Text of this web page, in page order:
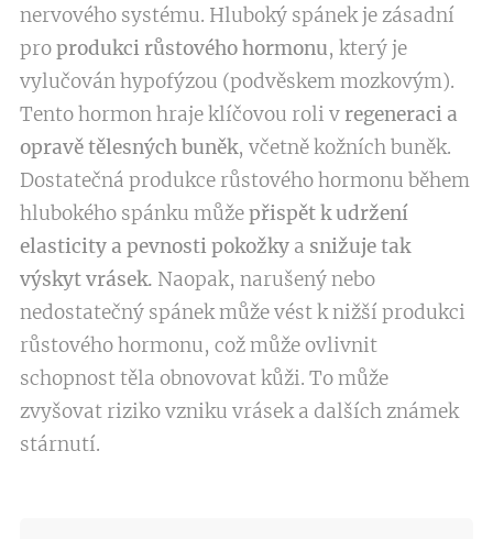
nervového systému. Hluboký spánek je zásadní
proprodukci růstového hormonu, který je
vylučován hypofýzou (podvěskem mozkovým).
Tento hormon hraje klíčovou roli v regeneraci a
opravě tělesných buněk, včetně kožních buněk.
Dostatečná produkce růstového hormonu během
hlubokého spánku můžepřispět k udržení
elasticity a pevnosti pokožky a snižuje tak
výskyt vrásek. Naopak, narušený nebo
nedostatečný spánek může vést k nižší produkci
růstového hormonu, což může ovlivnit
schopnost těla obnovovat kůži. To může
zvyšovat riziko vzniku vrásek a dalších známek
stárnutí.